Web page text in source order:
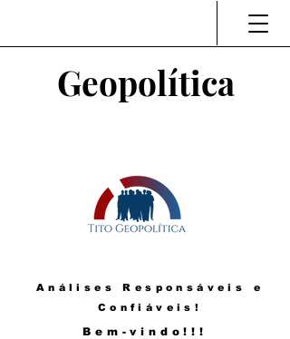
Geopolítica
Análises Responsáveis e
Confiáveis!
Bem-vindo!!!